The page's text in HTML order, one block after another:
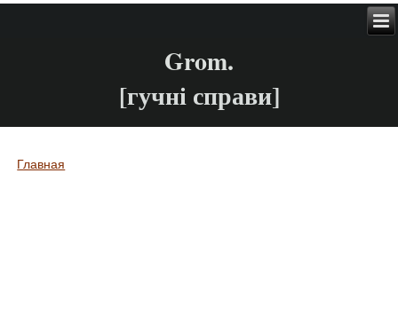
Grom.
[гучні справи]
Вы здесь
Главная